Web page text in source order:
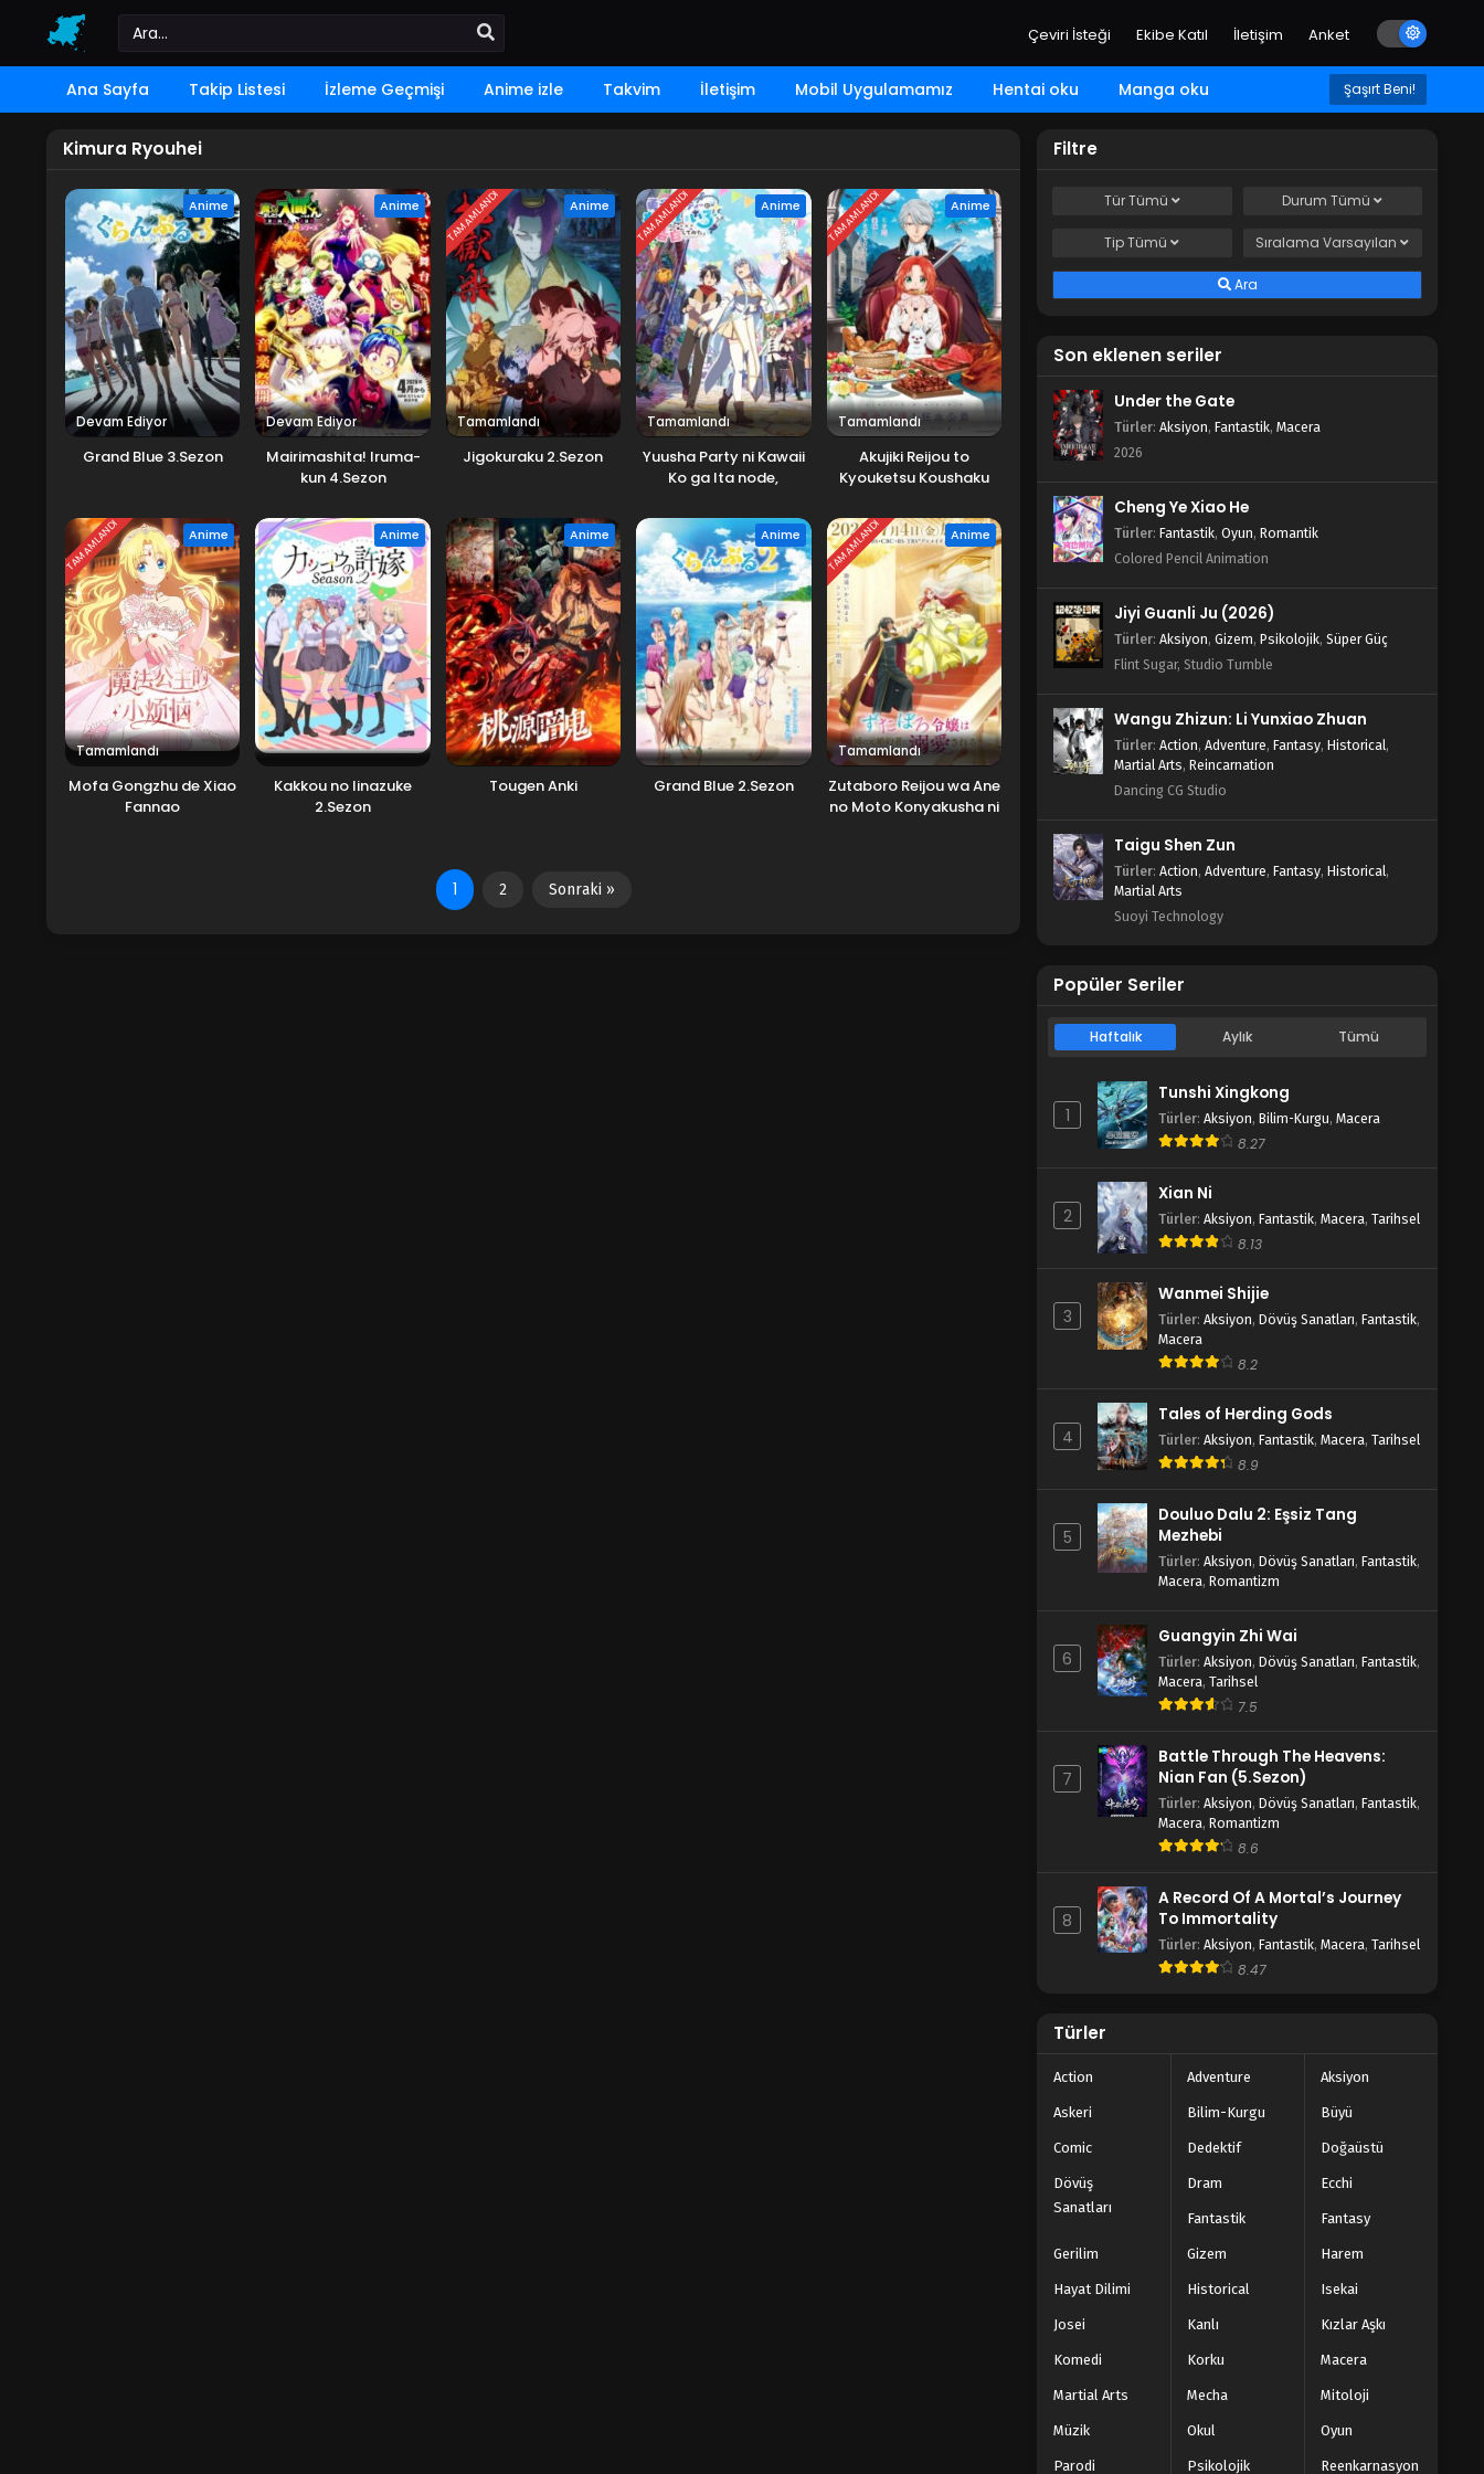
Çeviri İsteği Ekibe Katıl İletişim Anket
Ana Sayfa Takip Listesi İzleme Geçmişi Anime izle Takvim İletişim Mobil Uygulamamız Hentai oku Manga oku Şaşırt Beni!
Kimura Ryouhei
Anime
Devam Ediyor
Grand Blue 3.Sezon
Anime
Devam Ediyor
Mairimashita! Iruma-
kun 4.Sezon
TAMAMLANDI Anime
Tamamlandı
Jigokuraku 2.Sezon
TAMAMLANDI Anime
Tamamlandı
Yuusha Party ni Kawaii
Ko ga Ita node,
TAMAMLANDI Anime
Tamamlandı
Akujiki Reijou to
Kyouketsu Koushaku
TAMAMLANDI Anime
Tamamlandı
Mofa Gongzhu de Xiao
Fannao
Anime
Kakkou no Iinazuke
2.Sezon
Anime
Tougen Anki
Anime
Grand Blue 2.Sezon
TAMAMLANDI Anime
Tamamlandı
Zutaboro Reijou wa Ane
no Moto Konyakusha ni
1 2 Sonraki »
Filtre
TürTümü DurumTümü
TipTümü SıralamaVarsayılan
Ara
Son eklenen seriler
Under the Gate
Türler: Aksiyon, Fantastik, Macera
2026
Cheng Ye Xiao He
Türler: Fantastik, Oyun, Romantik
Colored Pencil Animation
Jiyi Guanli Ju (2026)
Türler: Aksiyon, Gizem, Psikolojik, Süper Güç
Flint Sugar, Studio Tumble
Wangu Zhizun: Li Yunxiao Zhuan
Türler: Action, Adventure, Fantasy, Historical,
Martial Arts, Reincarnation
Dancing CG Studio
Taigu Shen Zun
Türler: Action, Adventure, Fantasy, Historical,
Martial Arts
Suoyi Technology
Popüler Seriler
Haftalık Aylık Tümü
1
Tunshi Xingkong
Türler: Aksiyon, Bilim-Kurgu, Macera
8.27
2
Xian Ni
Türler: Aksiyon, Fantastik, Macera, Tarihsel
8.13
3
Wanmei Shijie
Türler: Aksiyon, Dövüş Sanatları, Fantastik,
Macera
8.2
4
Tales of Herding Gods
Türler: Aksiyon, Fantastik, Macera, Tarihsel
8.9
5
Douluo Dalu 2: Eşsiz Tang
Mezhebi
Türler: Aksiyon, Dövüş Sanatları, Fantastik,
Macera, Romantizm
6
Guangyin Zhi Wai
Türler: Aksiyon, Dövüş Sanatları, Fantastik,
Macera, Tarihsel
7.5
7
Battle Through The Heavens:
Nian Fan (5.Sezon)
Türler: Aksiyon, Dövüş Sanatları, Fantastik,
Macera, Romantizm
8.6
8
A Record Of A Mortal’s Journey
To Immortality
Türler: Aksiyon, Fantastik, Macera, Tarihsel
8.47
Türler
Action Adventure Aksiyon
Askeri Bilim-Kurgu Büyü
Comic Dedektif Doğaüstü
Dövüş
Sanatları
Dram Ecchi
Fantastik Fantasy
Gerilim Gizem Harem
Hayat Dilimi Historical Isekai
Josei Kanlı Kızlar Aşkı
Komedi Korku Macera
Martial Arts Mecha Mitoloji
Müzik Okul Oyun
Parodi Psikolojik Reenkarnasyon